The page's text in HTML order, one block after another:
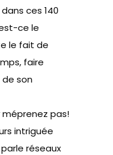
ces 140
ce le
le fait de
faire
son
méprenez pas!
intriguée
réseaux